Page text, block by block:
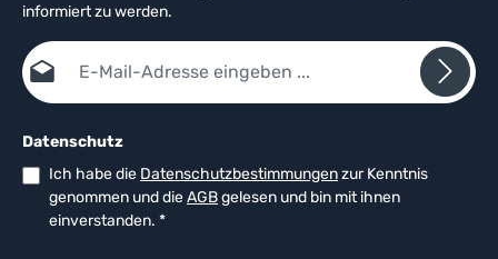
informiert zu werden.
E-Mail-Adresse*
Datenschutz
Ich habe die Datenschutzbestimmungenzur Kenntnis
genommen und dieAGBgelesen und bin mit ihnen
einverstanden. *